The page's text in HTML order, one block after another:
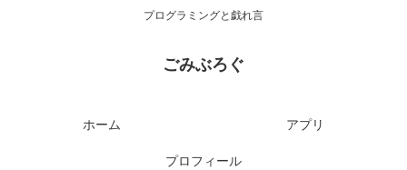
プログラミングと戯れ言
ごみぶろぐ
ホーム アプリ
プロフィール